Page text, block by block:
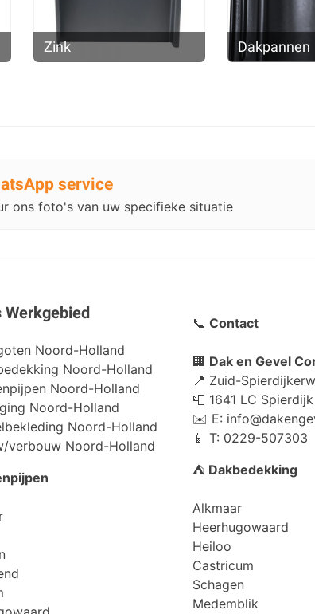
Zink Dakpannen
service
ons foto's van uw specifieke situatie
Werkgebied
Noord-Holland
Noord-Holland
Noord-Holland
Noord-Holland
Noord-Holland
verbouw Noord-Holland
📞 Contact
🏢 Dak en Gevel
📍 Zuid-
📮 1641 LC Spierdijk
✉️ E:
📱 T: 0229-507303
⛺ Dakbedekking
Alkmaar
Heerhugowaard
Heiloo
Castricum
Schagen
Medemblik